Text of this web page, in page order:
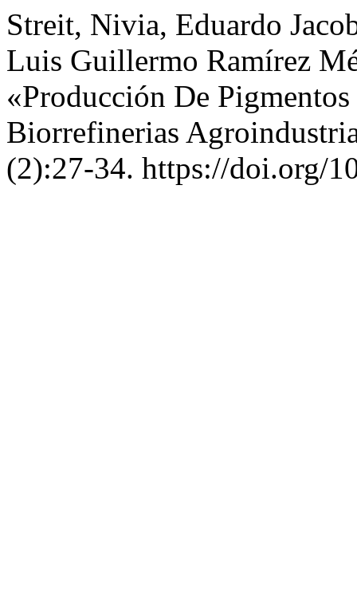
Streit, Nivia, Eduardo
Luis Guillermo Ramírez
«Producción De
Biorrefinerias
(2):27-34. https://doi.org/